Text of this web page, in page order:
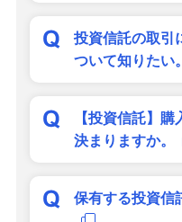
投資信託の取引
ついて知りたい。
【投資信託】
決まりますか。
保有する投資信